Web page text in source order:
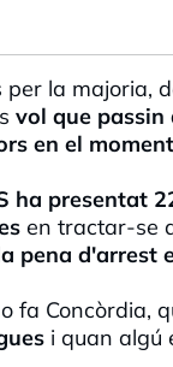
la majoria,
vol que passin
en el
ha presentat
en tractar-se
pena d'arrest
fa Concòrdia,
i quan algú